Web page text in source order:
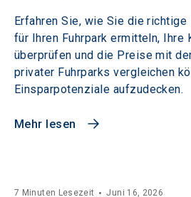
Erfahren Sie, wie Sie die
für Ihren Fuhrpark ermitteln,
überprüfen und die Preise mit
privater Fuhrparks vergleichen
Einsparpotenziale aufzudecken.
Mehr lesen
7 Minuten Lesezeit Juni 16, 2026